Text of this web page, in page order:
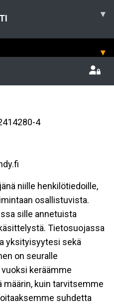
▾
▾
4
niille henkilötiedoille,
osallistuvista.
sille annetuista
Tietosuojassa
yksityisyytesi sekä
on seuralle
keräämme
kuin tarvitsemme
suhdetta